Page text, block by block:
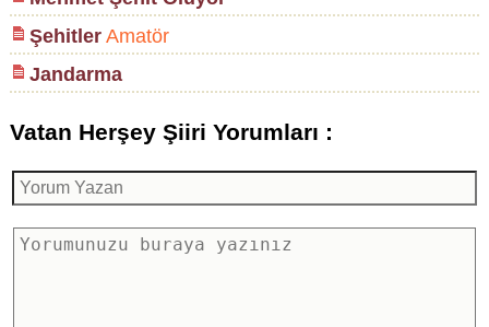
ŞehitlerAmatör
Jandarma
Vatan Herşey Şiiri Yorumları :